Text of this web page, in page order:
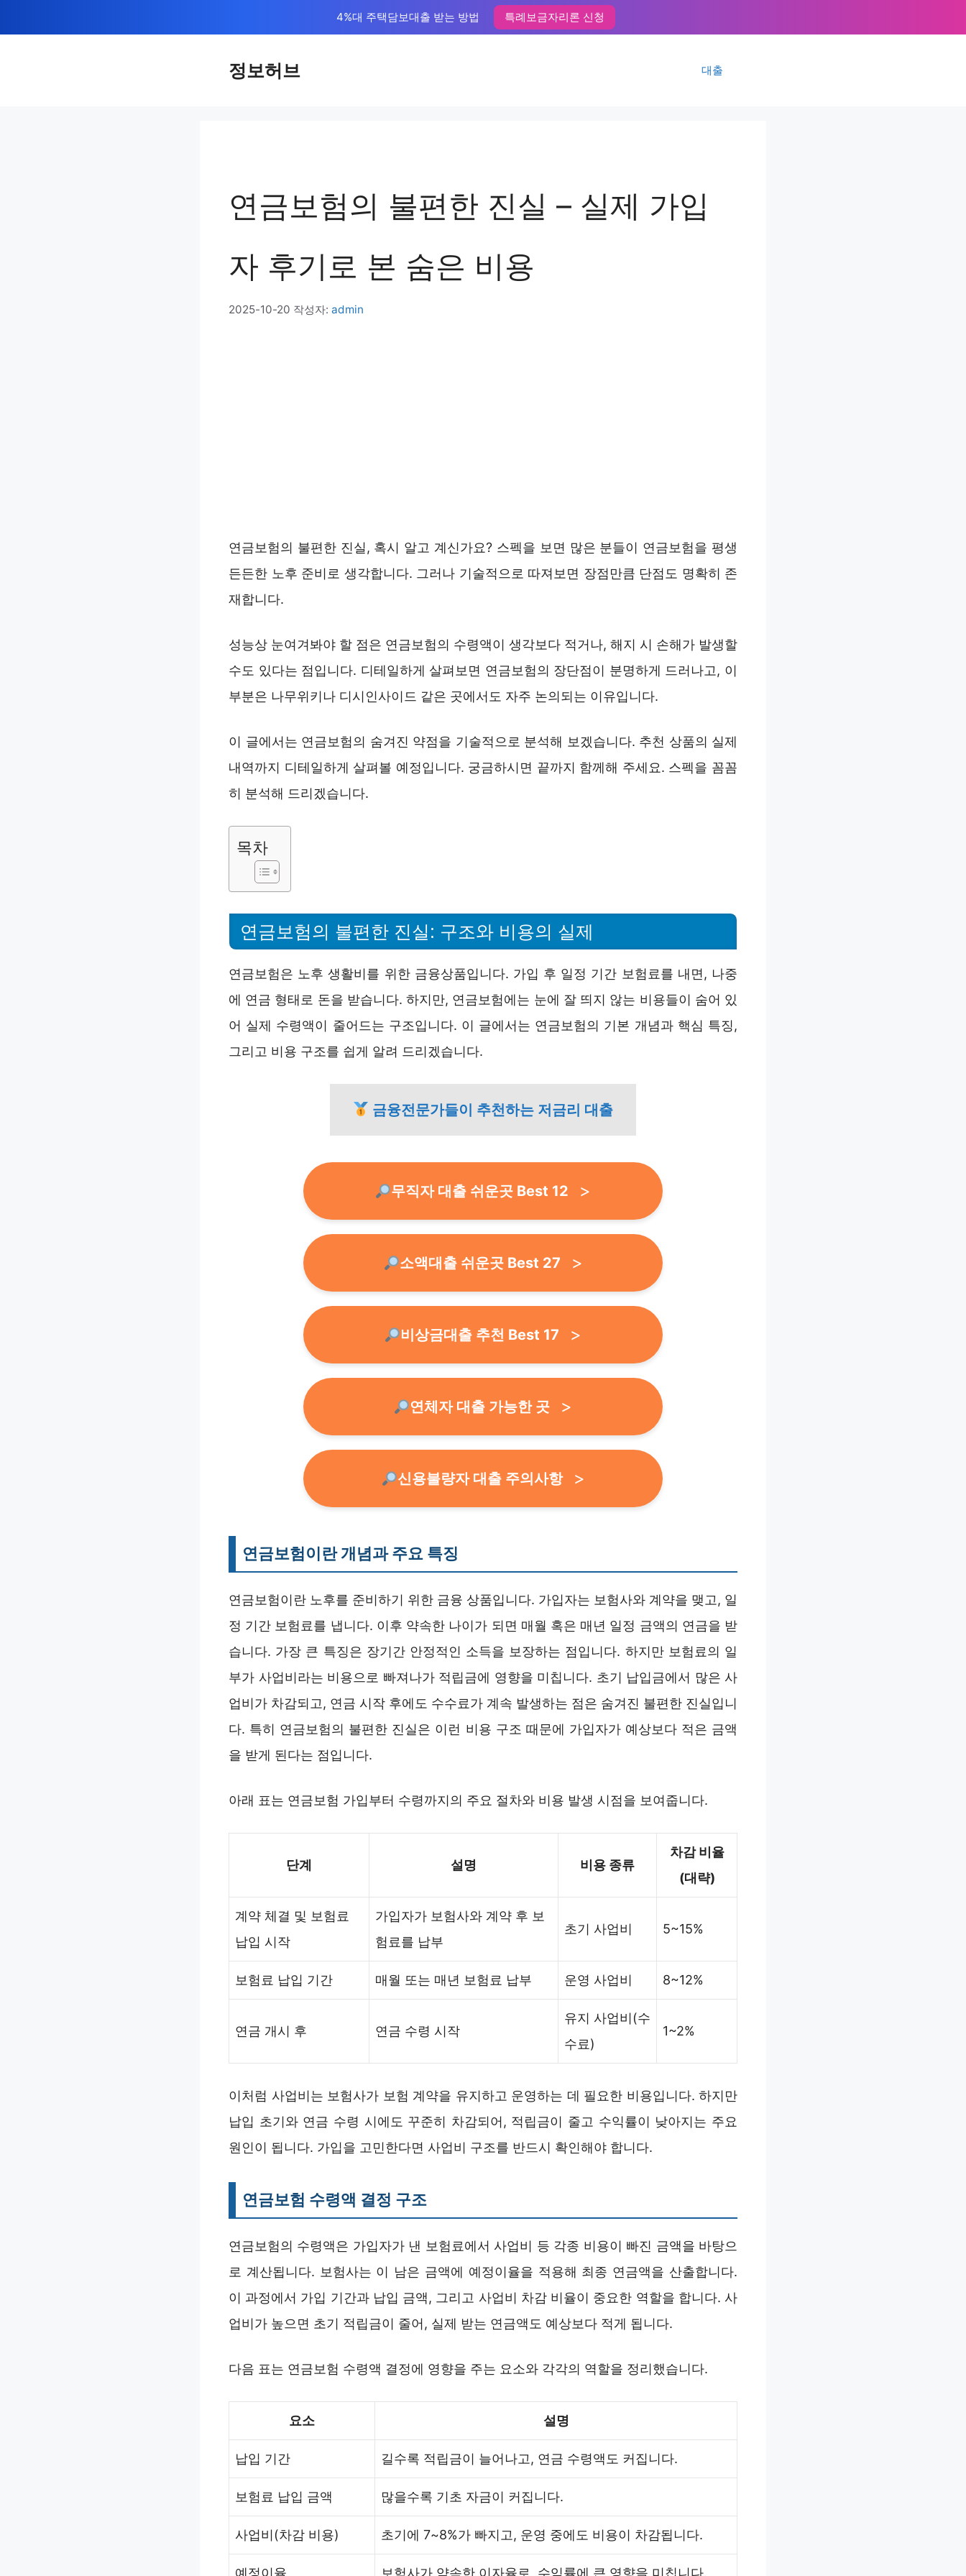
텐
4%대 주택담보대출 받는 방법 특례보금자리론 신청
정보허브 대출
연금보험의 불편한 진실 – 실제 가입
자 후기로 본 숨은 비용
2025-10-20 작성자: admin
연금보험의 불편한 진실, 혹시 알고 계신가요? 스펙을 보면 많은 분들이 연금보험을 평생
든든한 노후 준비로 생각합니다. 그러나 기술적으로 따져보면 장점만큼 단점도 명확히 존
재합니다.
성능상 눈여겨봐야 할 점은 연금보험의 수령액이 생각보다 적거나, 해지 시 손해가 발생할
수도 있다는 점입니다. 디테일하게 살펴보면 연금보험의 장단점이 분명하게 드러나고, 이
부분은 나무위키나 디시인사이드 같은 곳에서도 자주 논의되는 이유입니다.
이 글에서는 연금보험의 숨겨진 약점을 기술적으로 분석해 보겠습니다. 추천 상품의 실제
내역까지 디테일하게 살펴볼 예정입니다. 궁금하시면 끝까지 함께해 주세요. 스펙을 꼼꼼
히 분석해 드리겠습니다.
목차
연금보험의 불편한 진실: 구조와 비용의 실제
연금보험은 노후 생활비를 위한 금융상품입니다. 가입 후 일정 기간 보험료를 내면, 나중
에 연금 형태로 돈을 받습니다. 하지만, 연금보험에는 눈에 잘 띄지 않는 비용들이 숨어 있
어 실제 수령액이 줄어드는 구조입니다. 이 글에서는 연금보험의 기본 개념과 핵심 특징,
그리고 비용 구조를 쉽게 알려 드리겠습니다.
금융전문가들이 추천하는 저금리 대출
무직자 대출 쉬운곳 Best 12
소액대출 쉬운곳 Best 27
비상금대출 추천 Best 17
연체자 대출 가능한 곳
신용불량자 대출 주의사항
연금보험이란 개념과 주요 특징
연금보험이란 노후를 준비하기 위한 금융 상품입니다. 가입자는 보험사와 계약을 맺고, 일
정 기간 보험료를 냅니다. 이후 약속한 나이가 되면 매월 혹은 매년 일정 금액의 연금을 받
습니다. 가장 큰 특징은 장기간 안정적인 소득을 보장하는 점입니다. 하지만 보험료의 일
부가 사업비라는 비용으로 빠져나가 적립금에 영향을 미칩니다. 초기 납입금에서 많은 사
업비가 차감되고, 연금 시작 후에도 수수료가 계속 발생하는 점은 숨겨진 불편한 진실입니
다. 특히 연금보험의 불편한 진실은 이런 비용 구조 때문에 가입자가 예상보다 적은 금액
을 받게 된다는 점입니다.
아래 표는 연금보험 가입부터 수령까지의 주요 절차와 비용 발생 시점을 보여줍니다.
단계 설명 비용 종류
차감 비율
(대략)
계약 체결 및 보험료
납입 시작
가입자가 보험사와 계약 후 보
험료를 납부
초기 사업비 5~15%
보험료 납입 기간 매월 또는 매년 보험료 납부 운영 사업비 8~12%
연금 개시 후 연금 수령 시작
유지 사업비(수
수료)
1~2%
이처럼 사업비는 보험사가 보험 계약을 유지하고 운영하는 데 필요한 비용입니다. 하지만
납입 초기와 연금 수령 시에도 꾸준히 차감되어, 적립금이 줄고 수익률이 낮아지는 주요
원인이 됩니다. 가입을 고민한다면 사업비 구조를 반드시 확인해야 합니다.
연금보험 수령액 결정 구조
연금보험의 수령액은 가입자가 낸 보험료에서 사업비 등 각종 비용이 빠진 금액을 바탕으
로 계산됩니다. 보험사는 이 남은 금액에 예정이율을 적용해 최종 연금액을 산출합니다.
이 과정에서 가입 기간과 납입 금액, 그리고 사업비 차감 비율이 중요한 역할을 합니다. 사
업비가 높으면 초기 적립금이 줄어, 실제 받는 연금액도 예상보다 적게 됩니다.
다음 표는 연금보험 수령액 결정에 영향을 주는 요소와 각각의 역할을 정리했습니다.
요소 설명
납입 기간 길수록 적립금이 늘어나고, 연금 수령액도 커집니다.
보험료 납입 금액 많을수록 기초 자금이 커집니다.
사업비(차감 비용) 초기에 7~8%가 빠지고, 운영 중에도 비용이 차감됩니다.
예정이율 보험사가 약속한 이자율로, 수익률에 큰 영향을 미칩니다.